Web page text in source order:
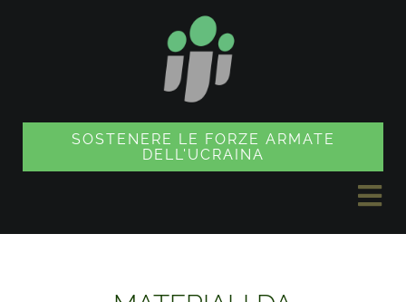
SOSTENERE LE FORZE ARMATE
DELL'UCRAINA
a